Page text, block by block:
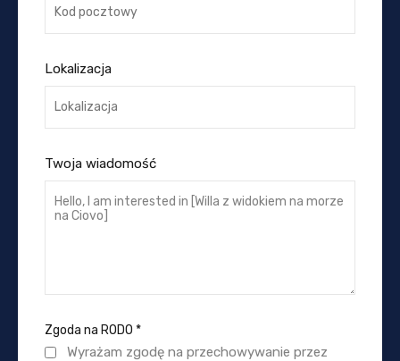
Lokalizacja
Twoja wiadomość
Zgoda na RODO *
Wyrażam zgodę na przechowywanie przez